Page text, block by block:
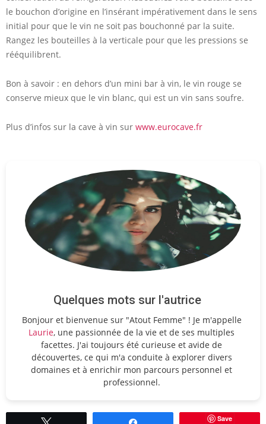
le bouchon d’origine en l’insérant impérativement dans le sens
initial pour que le vin ne soit pas bouchonné par la suite.
Rangez les bouteilles à la verticale pour que les pressions se
rééquilibrent.
Bon à savoir : en dehors d’un mini bar à vin, le vin rouge se
conserve mieux que le vin blanc, qui est un vin sans soufre.
Plus d’infos sur la cave à vin sur www.eurocave.fr
Quelques mots sur l'autrice
Bonjour et bienvenue sur "Atout Femme" ! Je m'appelle
Laurie, une passionnée de la vie et de ses multiples
facettes. J'ai toujours été curieuse et avide de
découvertes, ce qui m'a conduite à explorer divers
domaines et à enrichir mon parcours personnel et
professionnel.
Save